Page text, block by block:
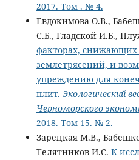
2017. Том . № 4.
Евдокимова О.В.,
С.Б., Гладской И.Б.,
факторах, снижающих
землетрясений, и
упреждению для
плит. Экологический
Черноморского
2018. Том 15. № 2.
Зарецкая М.В.,
Телятников И.С. К